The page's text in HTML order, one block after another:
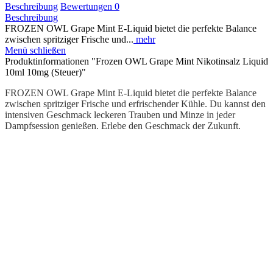
Beschreibung Bewertungen 0
Beschreibung
FROZEN OWL Grape Mint E-Liquid bietet die perfekte Balance
zwischen spritziger Frische und... mehr
Menü schließen
Produktinformationen "Frozen OWL Grape Mint Nikotinsalz Liquid
10ml 10mg (Steuer)"
FROZEN OWL Grape Mint E-Liquid bietet die perfekte Balance
zwischen spritziger Frische und erfrischender Kühle. Du kannst den
intensiven Geschmack leckeren Trauben und Minze in jeder
Dampfsession genießen. Erlebe den Geschmack der Zukunft.